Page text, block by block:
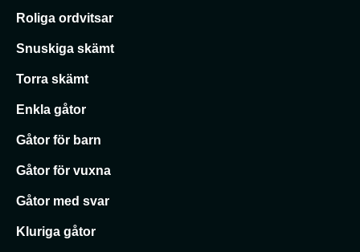
Roliga ordvitsar
Snuskiga skämt
Torra skämt
Enkla gåtor
Gåtor för barn
Gåtor för vuxna
Gåtor med svar
Kluriga gåtor